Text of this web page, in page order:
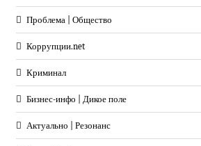
Проблема | Общество
Коррупции.net
Криминал
Бизнес-инфо | Дикое поле
Актуально | Резонанс